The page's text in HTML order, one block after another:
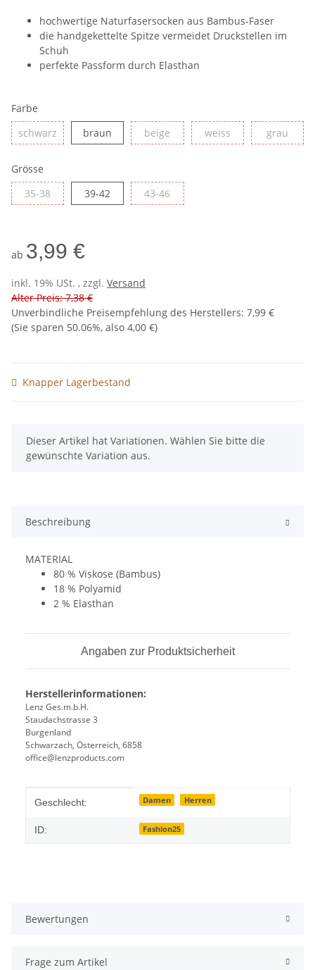
hochwertige Naturfasersocken aus Bambus-Faser
die handgekettelte Spitze vermeidet Druckstellen im
Schuh
perfekte Passform durch Elasthan
Farbe
schwarz schwarzbraun braun beige beige weissweiss graugrau
Grösse
35-38 35-38 39-42 39-42 43-46 43-46
ab 3,99 €
inkl. 19% USt. , zzgl. Versand
Alter Preis: 7,38 €
Unverbindliche Preisempfehlung des Herstellers: 7,99 €
(Sie sparen 50.06%, also 4,00 €)
Knapper Lagerbestand
x
Dieser Artikel hat Variationen. Wählen Sie bitte die
gewünschte Variation aus.
Beschreibung
MATERIAL
80 % Viskose (Bambus)
18 % Polyamid
2 % Elasthan
Angaben zur Produktsicherheit
Herstellerinformationen:
Lenz Ges.m.b.H.
Staudachstrasse 3
Burgenland
Schwarzach, Österreich, 6858
office@lenzproducts.com
Produkteigenschaft
Wert
Geschlecht: Damen Herren
ID: Fashion25
Bewertungen
Frage zum Artikel